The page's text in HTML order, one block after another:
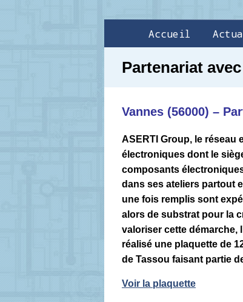
Accueil
Partenariat
Vannes (56000) –
ASERTI Group, le réseau
électroniques dont le
composants
dans ses ateliers partout
une fois remplis sont
alors de substrat pour la
valoriser cette démarche,
réalisé une plaquette de
de Tassou faisant partie
Voir la plaquette